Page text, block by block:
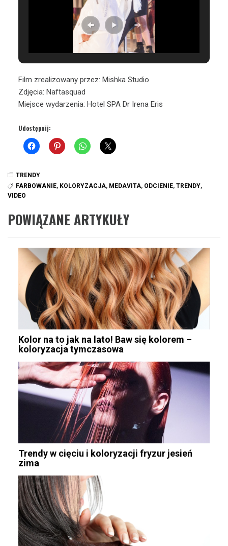
Film zrealizowany przez: Mishka Studio
Zdjęcia: Naftasquad
Miejsce wydarzenia: Hotel SPA Dr Irena Eris
Udostępnij:
TRENDY
FARBOWANIE, KOLORYZACJA, MEDAVITA, ODCIENIE, TRENDY,
VIDEO
POWIĄZANE ARTYKUŁY
Kolor na to jak na lato! Baw się kolorem –
koloryzacja tymczasowa
Trendy w cięciu i koloryzacji fryzur jesień
zima